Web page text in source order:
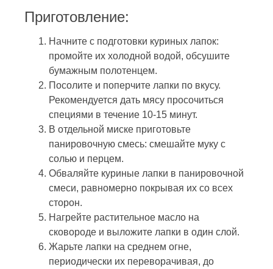
Приготовление:
Начните с подготовки куриных лапок:
промойте их холодной водой, обсушите
бумажным полотенцем.
Посолите и поперчите лапки по вкусу.
Рекомендуется дать мясу просочиться
специями в течение 10-15 минут.
В отдельной миске приготовьте
панировочную смесь: смешайте муку с
солью и перцем.
Обваляйте куриные лапки в панировочной
смеси, равномерно покрывая их со всех
сторон.
Нагрейте растительное масло на
сковороде и выложите лапки в один слой.
Жарьте лапки на среднем огне,
периодически их переворачивая, до